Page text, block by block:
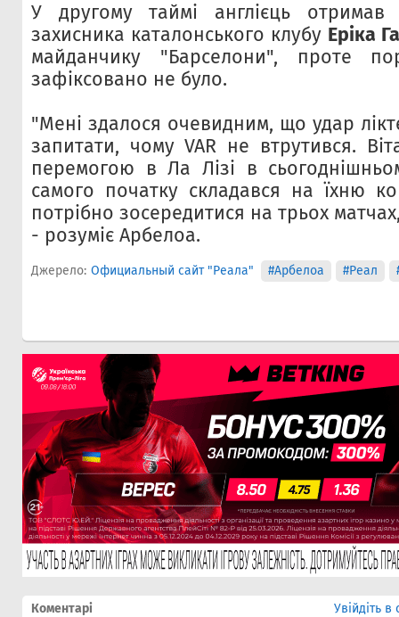
У другому таймі англієць отримав
захисника каталонського клубу Еріка
майданчику "Барселони", проте
зафіксовано не було.
"Мені здалося очевидним, що удар
запитати, чому VAR не втрутився.
перемогою в Ла Лізі в
самого початку складався на їхню
потрібно зосередитися на трьох
- розуміє Арбелоа.
Джерело: Официальный сайт "Реала" #Арбелоа #Реал
Коментарі Увійдіть в